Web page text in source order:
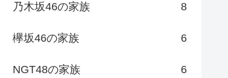
乃木坂46の家族 8
欅坂46の家族 6
NGT48の家族 6